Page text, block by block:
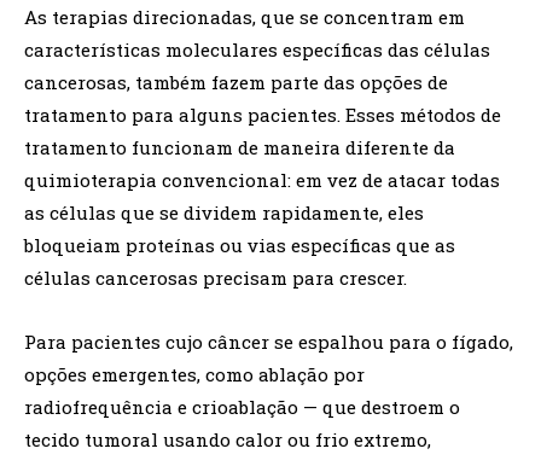
As terapias direcionadas, que se concentram em
características moleculares específicas das células
cancerosas, também fazem parte das opções de
tratamento para alguns pacientes. Esses métodos de
tratamento funcionam de maneira diferente da
quimioterapia convencional: em vez de atacar todas
as células que se dividem rapidamente, eles
bloqueiam proteínas ou vias específicas que as
células cancerosas precisam para crescer.
Para pacientes cujo câncer se espalhou para o fígado,
opções emergentes, como ablação por
radiofrequência e crioablação — que destroem o
tecido tumoral usando calor ou frio extremo,